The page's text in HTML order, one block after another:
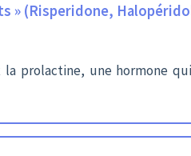
» (Risperidone,
la prolactine, une hormone